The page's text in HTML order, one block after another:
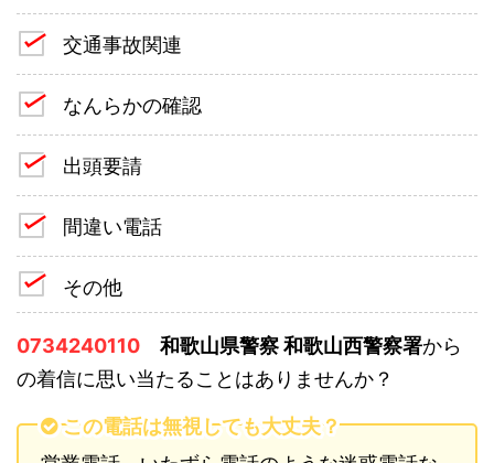
交通事故関連
なんらかの確認
出頭要請
間違い電話
その他
0734240110 和歌山県警察 和歌山西警察署から
の着信に思い当たることはありませんか？
この電話は無視しても大丈夫？